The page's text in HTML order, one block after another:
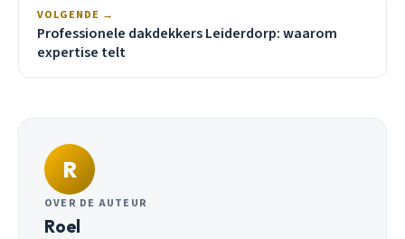
VOLGENDE →
Professionele dakdekkers Leiderdorp: waarom
expertise telt
R
OVER DE AUTEUR
Roel